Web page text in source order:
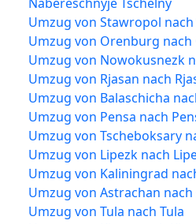
Umzug von Stawropol
Umzug von Orenburg
Umzug von Nowokusnezk
Umzug von Rjasan nach
Umzug von Balaschicha
Umzug von Pensa nach
Umzug von Tscheboksary
Umzug von Lipezk nach
Umzug von Kaliningrad
Umzug von Astrachan
Umzug von Tula nach Tula